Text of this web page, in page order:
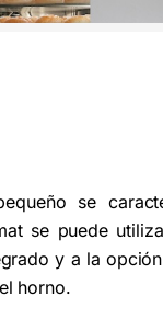
se
se puede
y a la
horno.